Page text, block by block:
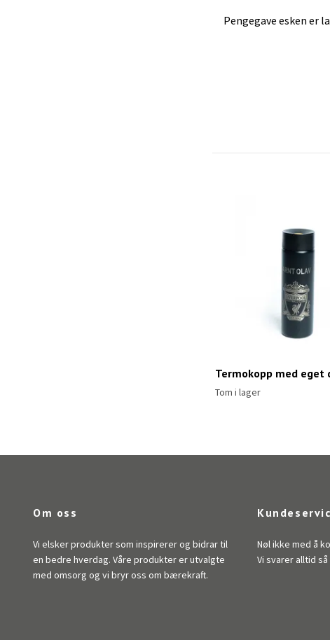
Pengegave esken er
Termokopp med eget
Tom i lager
Om oss
Vi elsker produkter som inspirerer og bidrar til
en bedre hverdag. Våre produkter er utvalgte
med omsorg og vi bryr oss om bærekraft.
Nøl ikke med å
Vi svarer alltid